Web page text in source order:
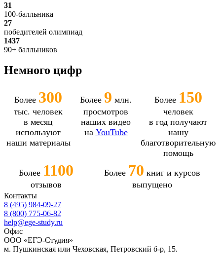
31
100-балльника
27
победителей олимпиад
1437
90+ балльников
Немного цифр
Более 300
тыс. человек
в месяц
используют
наши материалы
Более 9 млн.
просмотров
наших видео
на YouTube
Более 150
человек
в год получают
нашу
благотворительную
помощь
Более 1100
отзывов
Более 70 книг и курсов
выпущено
Контакты
8 (495) 984-09-27
8 (800) 775-06-82
help@ege-study.ru
Офис
ООО «ЕГЭ-Студия»
м. Пушкинская или Чеховская, Петровский б-р, 15.